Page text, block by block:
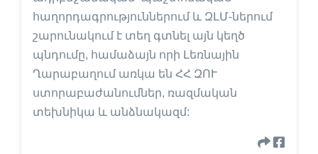
հաղորդագրություններում և ԶԼՄ-ներում
շարունակում է տեղ գտնել այն կեղծ
պնդումը, համաձայն որի Լեռնային
Ղարաբաղում առկա են ՀՀ ԶՈՒ
ստորաբաժանումներ, ռազմական
տեխնիկա և անձնակազմ: